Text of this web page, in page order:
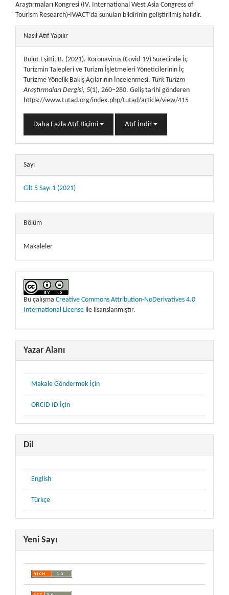
Araştırmaları Kongresi (IV. International West Asia Congress of
Tourism Research)-IWACT’da sunulan bildirinin geliştirilmiş halidir.
Nasıl Atıf Yapılır
Bulut Eşitti, B. (2021). Koronavirüs (Covid-19) Sürecinde İç
Turizmin Talepleri ve Turizm İşletmeleri Yöneticilerinin İç
Turizme Yönelik Bakış Açılarının İncelenmesi. Türk Turizm
Araştırmaları Dergisi, 5(1), 260–280. Geliş tarihi gönderen
https://www.tutad.org/index.php/tutad/article/view/415
Daha Fazla Atıf Biçimi Atıf İndir
Sayı
Cilt 5 Sayı 1 (2021)
Bölüm
Makaleler
Bu çalışma Creative Commons Attribution-NoDerivatives 4.0
International License ile lisanslanmıştır.
Yazar Alanı
Makale Göndermek İçin
ORCID ID İçin
Dil
English
Türkçe
Yeni Sayı